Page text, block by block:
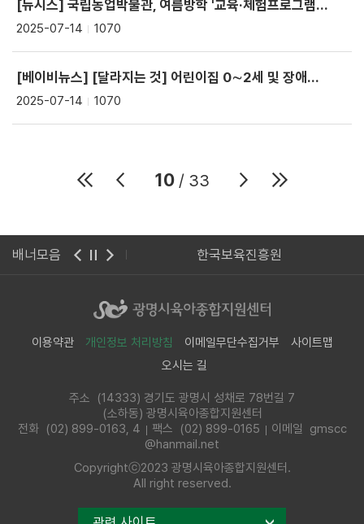
[뉴시스] 국립농업박물관, 여름방학 '교육·체험프로그램' 운영한다
2025-07-14 1070
[베이비뉴스] [달라지는 것] 어린이집 0∼2세 및 장애아 보육료 지원 단가 5% 인상
2025-07-14 1070
10 / 33
배너모음
전공제회 한국보육진흥원
이용약관 개인정보 처리방침 이메일무단수집거부
사이트맵
오시는 길
주소 (14333) 경기도 광명시 성채로 78번길 7
(소하동) 광명시육아종합지원센터
전화 (02) 899-0163, 4 팩스 (02) 899-0165
이메일 gmscc
@hanmail.net
Copyrightⓒ2023 광명시육아종합지원센터.
All right reserved.